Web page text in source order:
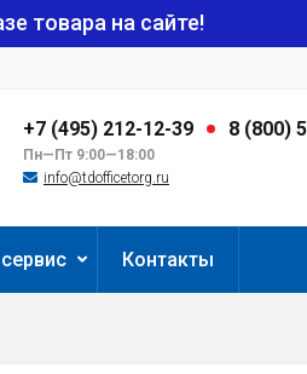
товара на сайте!
+7 (495) 212-12-39 8 (800)
Пн—Пт 9:00—18:00
info@tdofficetorg.ru
Контакты